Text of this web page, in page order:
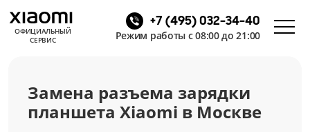
ОФИЦИАЛЬНЫЙ
СЕРВИС
+7 (495) 032-34-40
Режим работы с 08:00 до 21:00
Замена разъема зарядки
планшета Xiaomi в Москве